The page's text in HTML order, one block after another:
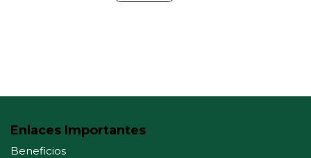
Enlaces Importantes
Beneficios